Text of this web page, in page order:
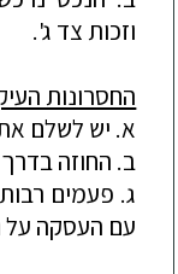
וזכות צד ג'.
החסרונות
א. יש לשלם
ב. החוזה
ג. פעמים
עם העסקה על